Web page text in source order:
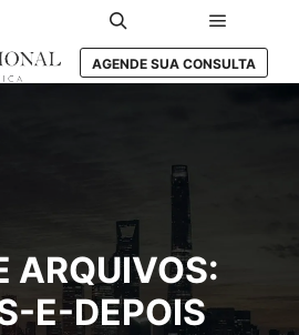
Pesquisa Menu
AGENDE SUA CONSULTA
ARQUIVOS:
E-DEPOIS